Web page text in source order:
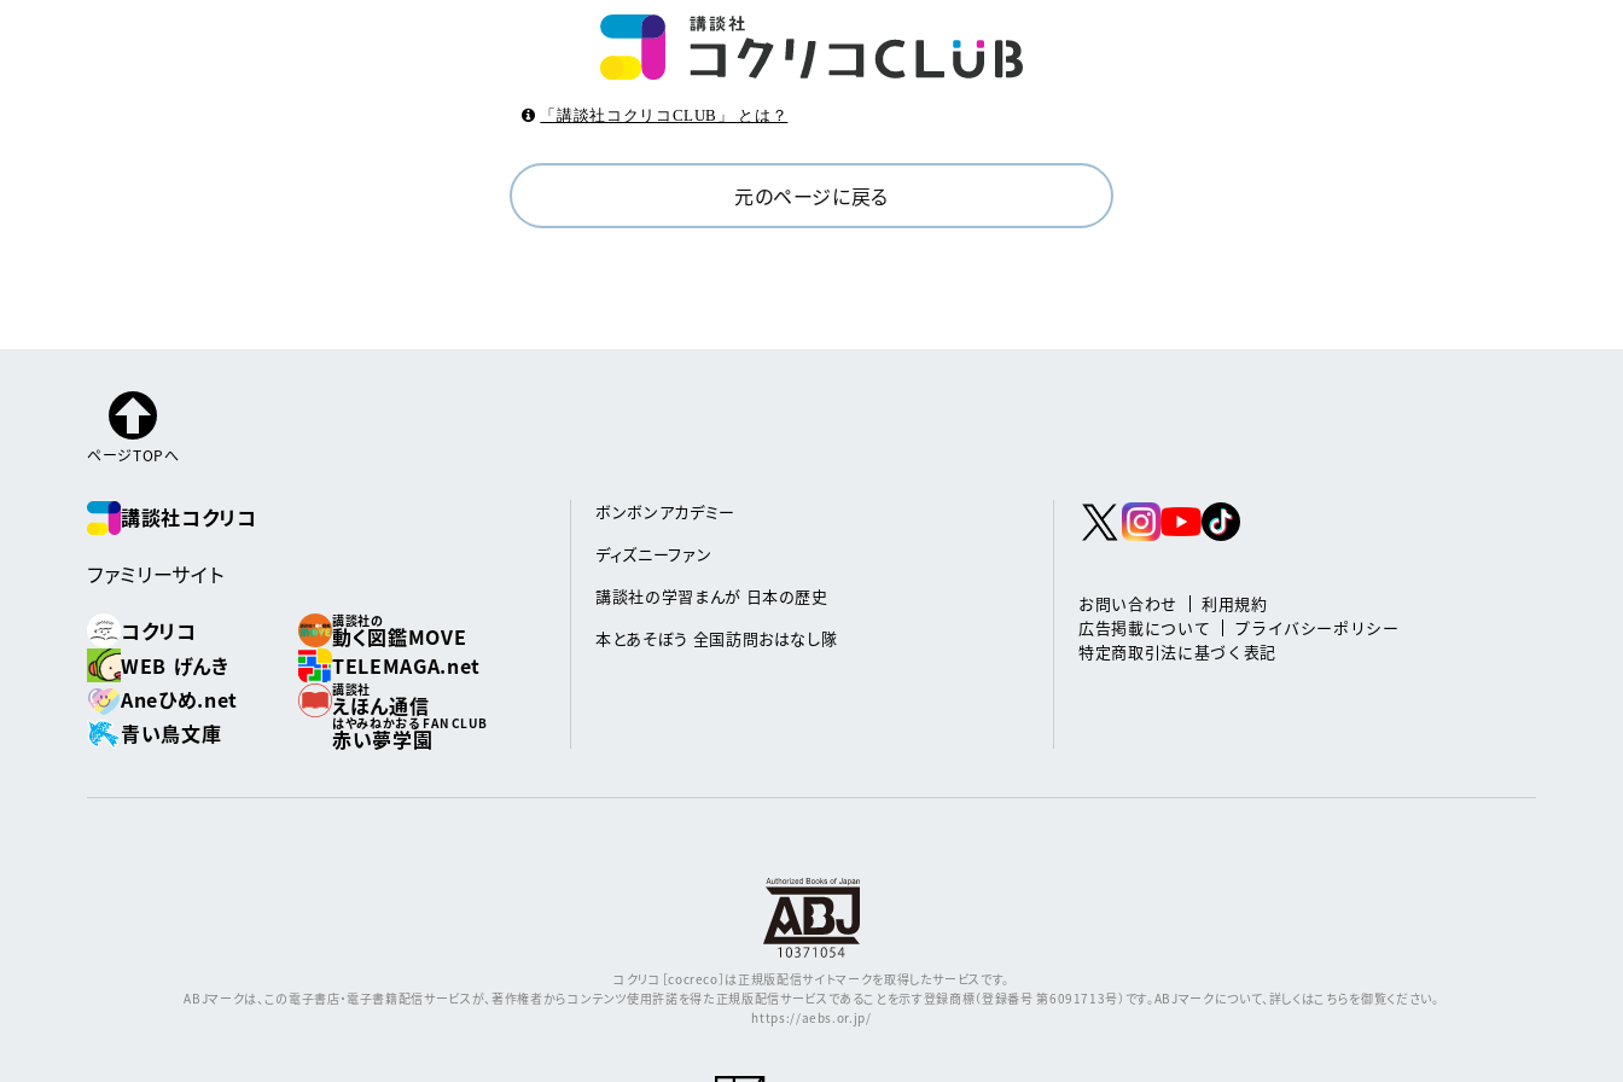
「講談社コクリコCLUB」 とは？
元のページに戻る
ページTOPへ
講談社コクリコ
ファミリーサイト
コクリコ
講談社の
動く図鑑MOVE
WEB げんき
TELEMAGA.net
Aneひめ.net
講談社
えほん通信
青い鳥文庫
はやみねかおる FAN CLUB
赤い夢学園
ボンボンアカデミー
ディズニーファン
講談社の学習まんが 日本の歴史
本とあそぼう 全国訪問おはなし隊
お問い合わせ
利用規約
広告掲載について
プライバシーポリシー
特定商取引法に基づく表記
コクリコ［cocreco］は正規版配信サイトマークを取得したサービスです。
ABJマークは、この電子書店・電子書籍配信サービスが、著作権者からコンテンツ使用許諾を得た正規版配信サービスであることを示す登録商標（登録番号 第6091713号）です。ABJマークについて、詳しくはこちらを御覧ください。
https://aebs.or.jp/